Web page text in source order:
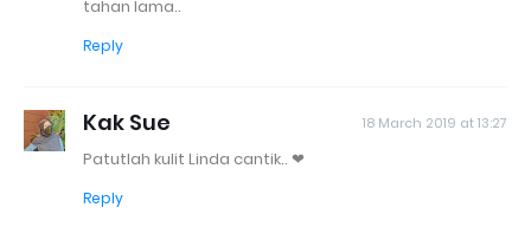
tahan lama..
Reply
Kak Sue 18 March 2019 at 13:27
Patutlah kulit Linda cantik.. ❤
Reply